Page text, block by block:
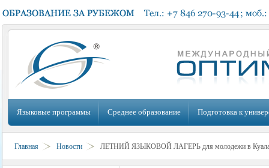
Языковые программы Среднее образование Подготовка к
Главная Новости ЛЕТНИЙ ЯЗЫКОВОЙ ЛАГЕРЬ для молодежи в